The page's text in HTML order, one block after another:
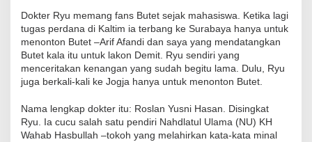
Dokter Ryu memang fans Butet sejak mahasiswa. Ketika lagi
tugas perdana di Kaltim ia terbang ke Surabaya hanya untuk
menonton Butet –Arif Afandi dan saya yang mendatangkan
Butet kala itu untuk lakon Demit. Ryu sendiri yang
menceritakan kenangan yang sudah begitu lama. Dulu, Ryu
juga berkali-kali ke Jogja hanya untuk menonton Butet.
Nama lengkap dokter itu: Roslan Yusni Hasan. Disingkat
Ryu. Ia cucu salah satu pendiri Nahdlatul Ulama (NU) KH
Wahab Hasbullah –tokoh yang melahirkan kata-kata minal